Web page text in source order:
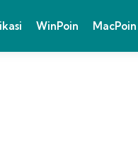
WinPoin MacPoin